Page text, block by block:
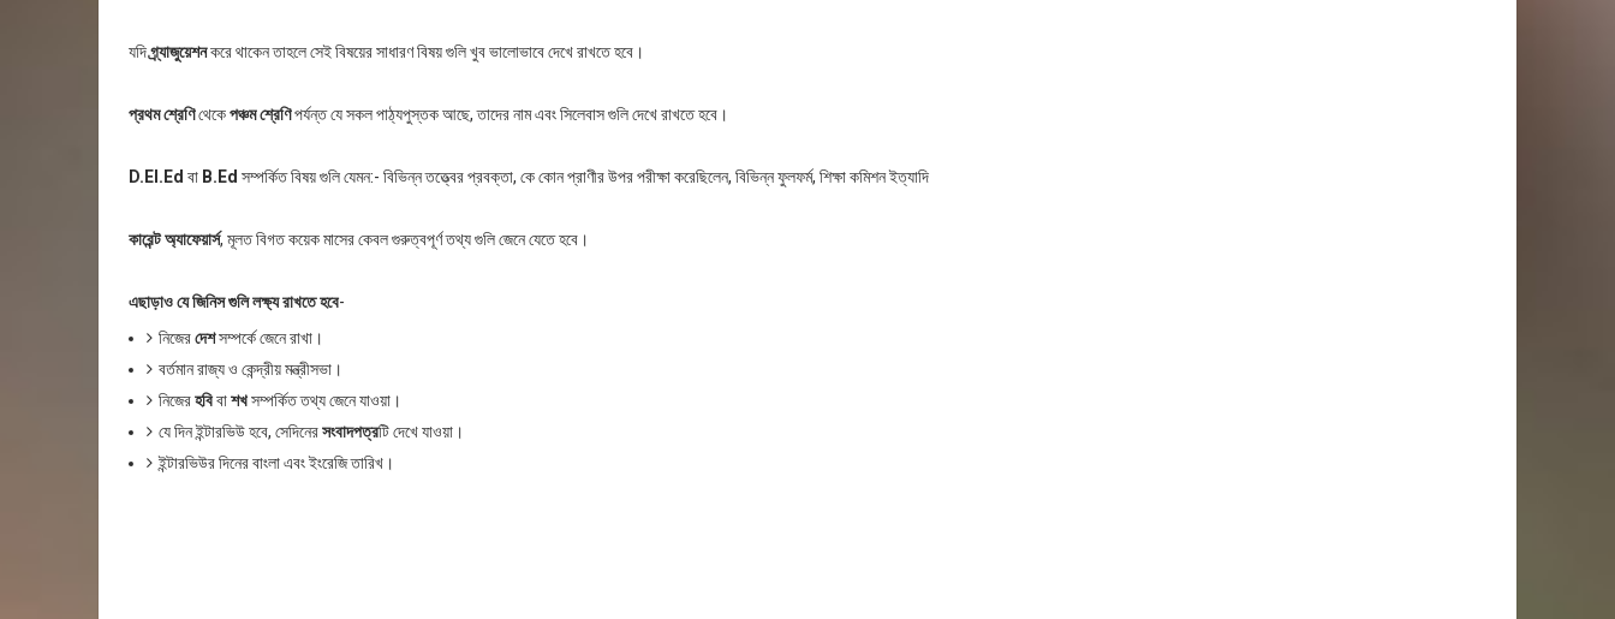
যদিগ্র্যাজুয়েশনকরে থাকেন তাহলে সেই বিষয়ের সাধারণ বিষয় গুলি খুব ভালোভাবে দেখে রাখতে হবে।
প্রথম শ্রেণিথেকেপঞ্চম শ্রেণিপর্যন্ত যে সকল পাঠ্যপুস্তক আছে, তাদের নাম এবং সিলেবাস গুলি দেখে রাখতে হবে।
D.El.Ed বা B.Ed সম্পর্কিত বিষয় গুলি যেমন:- বিভিন্ন তত্ত্বের প্রবক্তা, কে কোন প্রাণীর উপর পরীক্ষা করেছিলেন, বিভিন্ন ফুলফর্ম, শিক্ষা কমিশন ইত্যাদি
কারেন্ট অ্যাফেয়ার্স, মূলত বিগত কয়েক মাসের কেবল গুরুত্বপূর্ণ তথ্য গুলি জেনে যেতে হবে।
এছাড়াও যে জিনিস গুলি লক্ষ্য রাখতে হবে-
নিজেরদেশসম্পর্কে জেনে রাখা।
বর্তমান রাজ্য ও কেন্দ্রীয় মন্ত্রীসভা।
নিজেরহবিবাশখসম্পর্কিত তথ্য জেনে যাওয়া।
যে দিন ইন্টারভিউ হবে, সেদিনেরসংবাদপত্রটি দেখে যাওয়া।
ইন্টারভিউর দিনের বাংলা এবং ইংরেজি তারিখ।